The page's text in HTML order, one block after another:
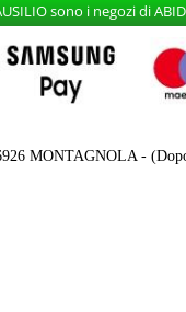
sono i negozi di
MONTAGNOLA -